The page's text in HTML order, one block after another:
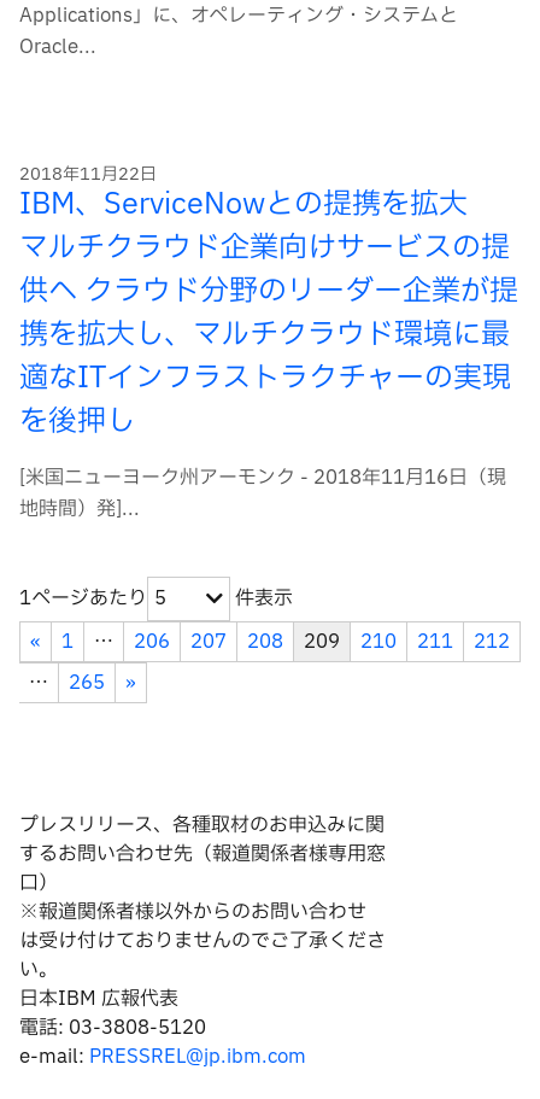
Applications」に、オペレーティング・システムと
Oracle...
2018年11月22日
IBM、ServiceNowとの提携を拡大
マルチクラウド企業向けサービスの提
供へ クラウド分野のリーダー企業が提
携を拡大し、マルチクラウド環境に最
適なITインフラストラクチャーの実現
を後押し
[米国ニューヨーク州アーモンク - 2018年11月16日（現
地時間）発]...
1ページあたり 5
件表示
«
1 … 206 207 208 209 210 211
212
…
265 »
プレスリリース、各種取材のお申込みに関
するお問い合わせ先（報道関係者様専用窓
口）
※報道関係者様以外からのお問い合わせ
は受け付けておりませんのでご了承くださ
い。
日本IBM 広報代表
電話: 03-3808-5120
e-mail: PRESSREL@jp.ibm.com